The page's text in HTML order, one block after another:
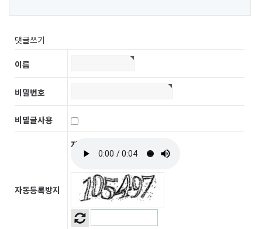
댓글쓰기
이름
비밀번호
비밀글사용
자동등록방지
자동등록방지